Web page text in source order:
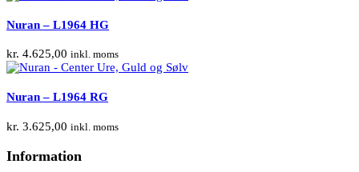
Nuran – L1964 HG
kr. 4.625,00 inkl. moms
Nuran – L1964 RG
kr. 3.625,00 inkl. moms
Information